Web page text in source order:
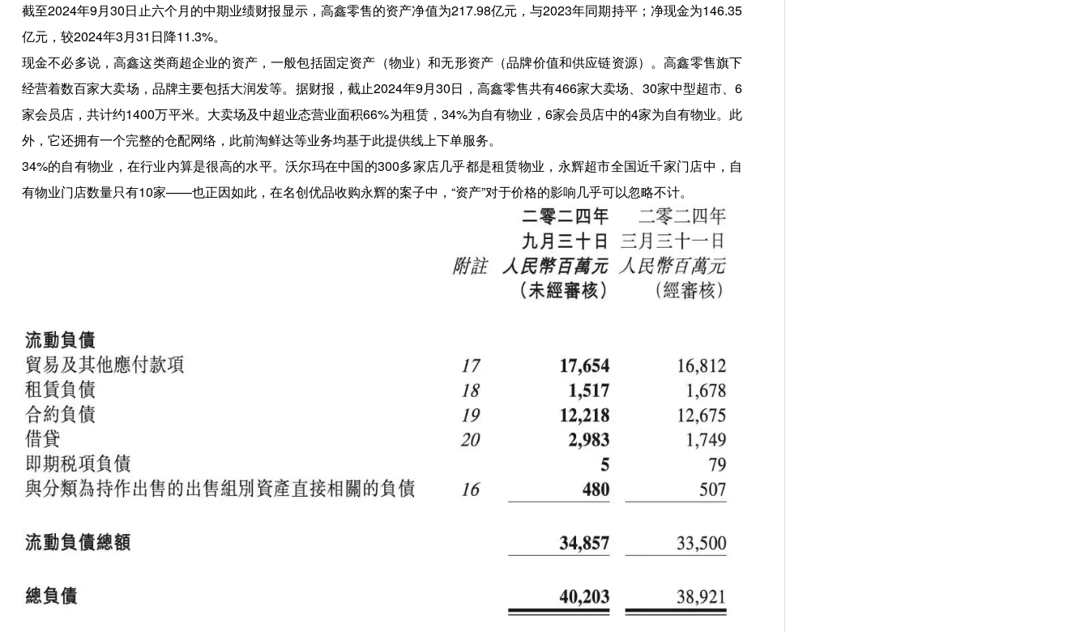
截至2024年9月30日止六个月的中期业绩财报显示，高鑫零售的资产净值为217.98亿元，与2023年同期持平；净现金为146.35
亿元，较2024年3月31日降11.3%。
现金不必多说，高鑫这类商超企业的资产，一般包括固定资产（物业）和无形资产（品牌价值和供应链资源）。高鑫零售旗下
经营着数百家大卖场，品牌主要包括大润发等。据财报，截止2024年9月30日，高鑫零售共有466家大卖场、30家中型超市、6
家会员店，共计约1400万平米。大卖场及中超业态营业面积66%为租赁，34%为自有物业，6家会员店中的4家为自有物业。此
外，它还拥有一个完整的仓配网络，此前淘鲜达等业务均基于此提供线上下单服务。
34%的自有物业，在行业内算是很高的水平。沃尔玛在中国的300多家店几乎都是租赁物业，永辉超市全国近千家门店中，自
有物业门店数量只有10家——也正因如此，在名创优品收购永辉的案子中，“资产”对于价格的影响几乎可以忽略不计。